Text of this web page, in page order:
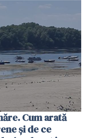
Cum arată
și de ce